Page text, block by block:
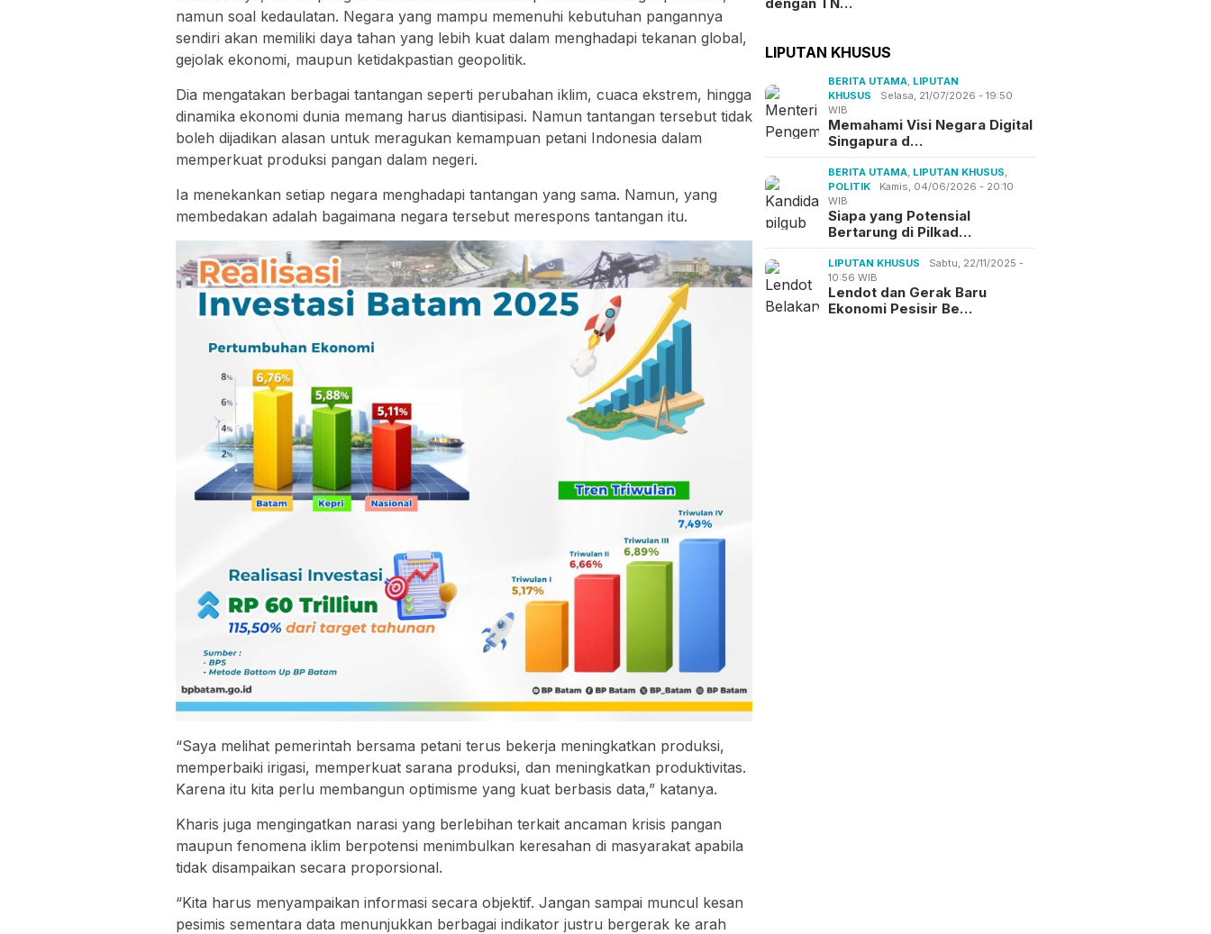
namun soal kedaulatan. Negara yang mampu memenuhi kebutuhan pangannya
sendiri akan memiliki daya tahan yang lebih kuat dalam menghadapi tekanan global,
gejolak ekonomi, maupun ketidakpastian geopolitik.
Dia mengatakan berbagai tantangan seperti perubahan iklim, cuaca ekstrem, hingga
dinamika ekonomi dunia memang harus diantisipasi. Namun tantangan tersebut tidak
boleh dijadikan alasan untuk meragukan kemampuan petani Indonesia dalam
memperkuat produksi pangan dalam negeri.
Ia menekankan setiap negara menghadapi tantangan yang sama. Namun, yang
membedakan adalah bagaimana negara tersebut merespons tantangan itu.
“Saya melihat pemerintah bersama petani terus bekerja meningkatkan produksi,
memperbaiki irigasi, memperkuat sarana produksi, dan meningkatkan produktivitas.
Karena itu kita perlu membangun optimisme yang kuat berbasis data,” katanya.
Kharis juga mengingatkan narasi yang berlebihan terkait ancaman krisis pangan
maupun fenomena iklim berpotensi menimbulkan keresahan di masyarakat apabila
tidak disampaikan secara proporsional.
“Kita harus menyampaikan informasi secara objektif. Jangan sampai muncul kesan
pesimis sementara data menunjukkan berbagai indikator justru bergerak ke arah
LIPUTAN KHUSUS
BERITA UTAMA LIPUTAN
KHUSUS
Selasa, 21/07/2026 - 19:50
WIB
Memahami Visi Negara Digital
Singapura d…
BERITA UTAMA LIPUTAN KHUSUS
POLITIK
Kamis, 04/06/2026 - 20:10
WIB
Siapa yang Potensial
Bertarung di Pilkad…
LIPUTAN KHUSUS
Sabtu, 22/11/2025 -
10:56 WIB
Lendot dan Gerak Baru
Ekonomi Pesisir Be…